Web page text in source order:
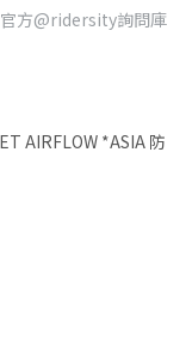
方@ridersity詢問庫
AIRFLOW *ASIA 防